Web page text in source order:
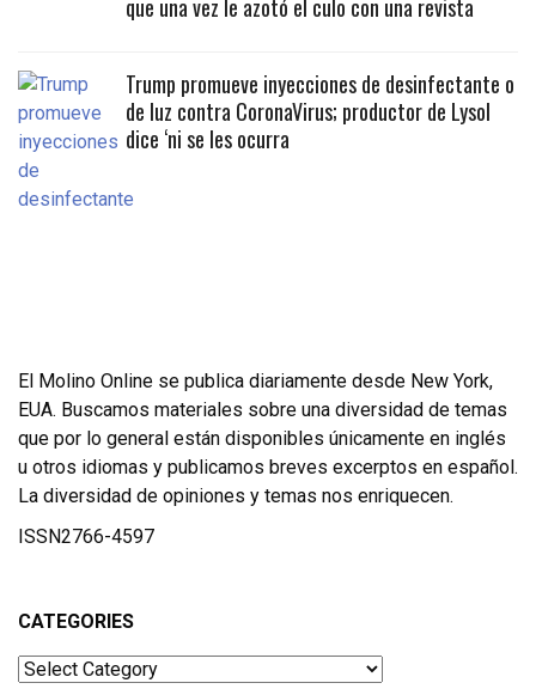
que una vez le azotó el culo con una revista
Trump promueve inyecciones de desinfectante o
de luz contra CoronaVirus; productor de Lysol
dice ‘ni se les ocurra
El Molino Online se publica diariamente desde New York,
EUA. Buscamos materiales sobre una diversidad de temas
que por lo general están disponibles únicamente en inglés
u otros idiomas y publicamos breves excerptos en español.
La diversidad de opiniones y temas nos enriquecen.
ISSN2766-4597
CATEGORIES
Categories